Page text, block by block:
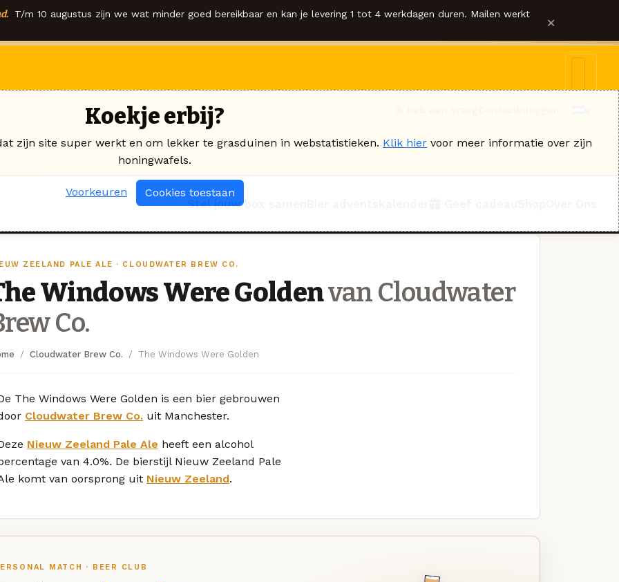
T/m 10 augustus zijn we wat minder goed bereikbaar en kan je levering 1 tot 4 werkdagen duren. Mailen werkt ×
Stel jouw box samen
ZEELAND PALE ALE · CLOUDWATER BREW CO.
Windows Were Goldenvan Cloudwater
Co.
Cloudwater Brew Co. The Windows Were Golden
The Windows Were Golden is een bier gebrouwen
Cloudwater Brew Co. uit Manchester.
Nieuw Zeeland Pale Ale heeft een alcohol
van 4.0%. De bierstijl Nieuw Zeeland Pale
komt van oorsprong uit Nieuw Zeeland.
MATCH · BEER CLUB
Koekje erbij?
zijn site super werkt en om lekker te grasduinen in webstatistieken. Klik hier voor meer informatie over zijn
honingwafels.
Voorkeuren Cookies toestaan